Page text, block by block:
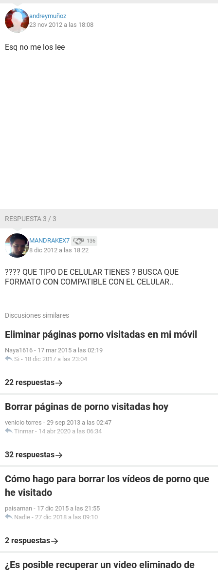
andreymuñoz
23 nov 2012 a las 18:08
Esq no me los lee
RESPUESTA 3 / 3
MANDRAKEX7 136
8 dic 2012 a las 18:22
???? QUE TIPO DE CELULAR TIENES ? BUSCA QUE
FORMATO CON COMPATIBLE CON EL CELULAR..
Discusiones similares
Eliminar páginas porno visitadas en mi móvil
Naya1616 - 17 mar 2015 a las 02:19
Si - 18 dic 2017 a las 23:04
22 respuestas
Borrar páginas de porno visitadas hoy
venicio torres - 29 sep 2013 a las 02:47
Tinmar - 14 abr 2020 a las 06:34
32 respuestas
Cómo hago para borrar los vídeos de porno que
he visitado
paisaman - 17 dic 2015 a las 21:55
Nadie - 27 dic 2018 a las 09:10
2 respuestas
¿Es posible recuperar un video eliminado de